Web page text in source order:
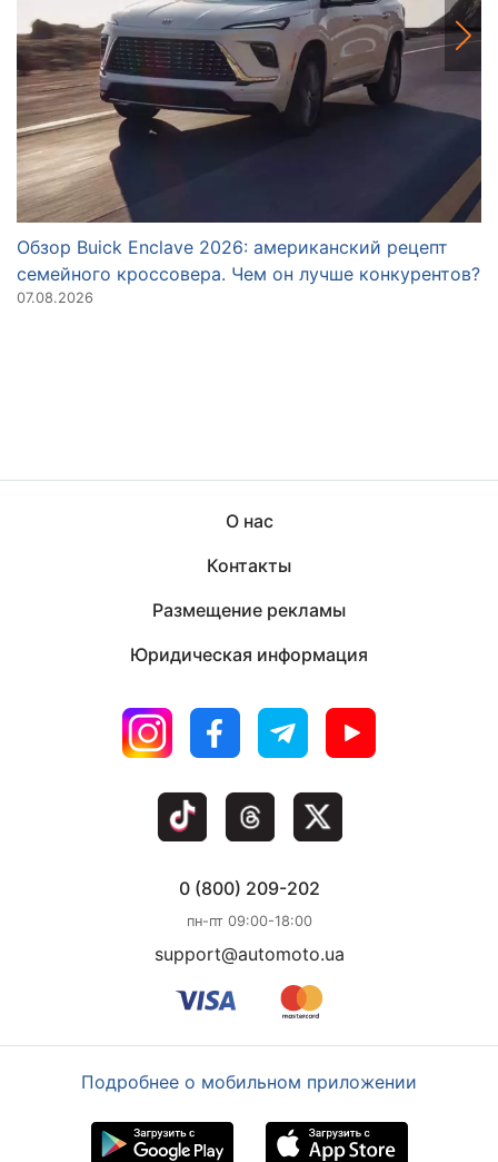
Обзор Buick Enclave 2026: американский рецепт
семейного кроссовера. Чем он лучше конкурентов?
07.08.2026
О нас
Контакты
Размещение рекламы
Юридическая информация
0 (800) 209-202
пн-пт 09:00-18:00
support@automoto.ua
Подробнее о мобильном приложении